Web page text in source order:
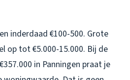
inderdaad €100-500. Grote
op tot €5.000-15.000. Bij de
in Panningen praat je